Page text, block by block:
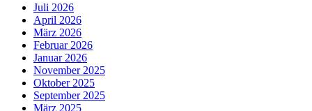
Juli 2026
April 2026
März 2026
Februar 2026
Januar 2026
November 2025
Oktober 2025
September 2025
März 2025